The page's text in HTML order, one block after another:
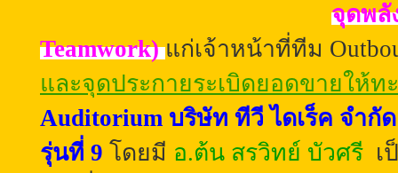
จุดพลั
Teamwork) แก่เจ้าหน้าที่ทีม
และจุดประกายระเบิดยอดขายให้ท
Auditorium บริษัท ทีวี ไดเร็ค จำ
รุ่นที่ 9 โดยมี อ.ต้น สรวิทย์ บัวศรี เ